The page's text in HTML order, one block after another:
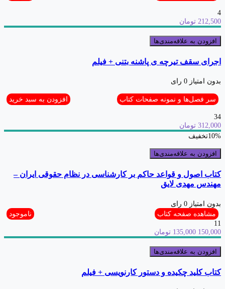
4
212,500 تومان
افزودن به علاقه‌مندی‌ها
اجرای سقف تیرچه ی پاشنه بتنی + فیلم
بدون امتیاز 0 رای
سر فصل‌ها و نمونه صفحات کتاب افزودن به سبد خرید
34
312,000 تومان
10%تخفیف
افزودن به علاقه‌مندی‌ها
کتاب اصول و قواعد حاکم بر کارشناسی در نظام حقوقی ایران –
مهندس مهدی لایق
بدون امتیاز 0 رای
مشاهده صفحه کتاب
ناموجود
11
150,000 135,000 تومان
افزودن به علاقه‌مندی‌ها
کتاب کلید چکیده و دستور کارنویسی + فیلم